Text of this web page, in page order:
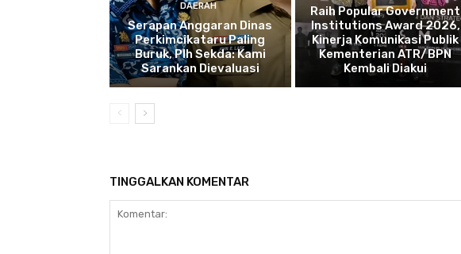
DAERAH
Serapan Anggaran Dinas
Perkimcikataru Paling
Buruk, Plh Sekda: Kami
Sarankan Dievaluasi
Raih Popular Government
Institutions Award 2026,
Kinerja Komunikasi Publik
Kementerian ATR/BPN
Kembali Diakui
TINGGALKAN KOMENTAR